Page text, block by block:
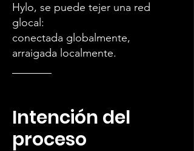
Hylo, se puede tejer una red
glocal:
conectada globalmente,
arraigada localmente.
Intención del
proceso